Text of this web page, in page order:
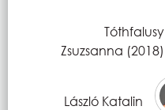
Tóthfalusy
Zsuzsanna (2018)
László Katalin